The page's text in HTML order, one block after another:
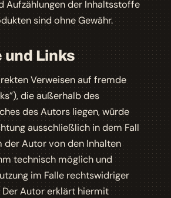
Aufzählungen der Inhaltsstoffe
sind ohne Gewähr.
und Links
Verweisen auf fremde
die außerhalb des
des Autors liegen, würde
ausschließlich in dem Fall
der Autor von den Inhalten
technisch möglich und
im Falle rechtswidriger
Der Autor erklärt hiermit